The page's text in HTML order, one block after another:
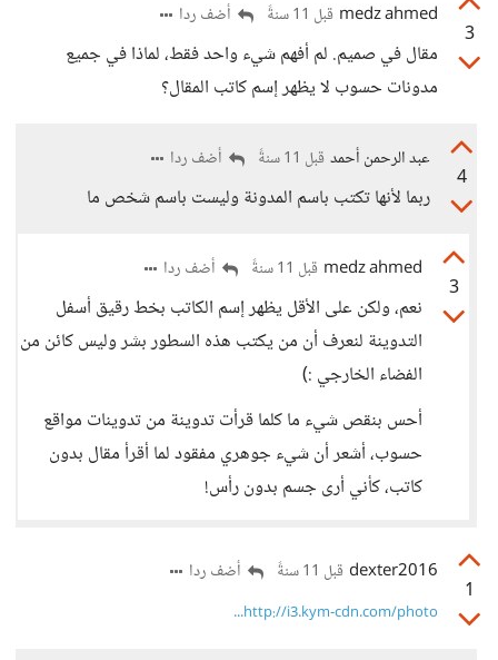
3
medz ahmed قبل 11 سنةً أضف ردا
مقال في صميم. لم أفهم شيء واحد فقط، لماذا في جميع
مدونات حسوب لا يظهر إسم كاتب المقال؟
4
عبد الرحمن أحمد قبل 11 سنةً أضف ردا
ربما لأنها تكتب باسم المدونة وليست باسم شخص ما
3
medz ahmed قبل 11 سنةً أضف ردا
نعم، ولكن على الأقل يظهر إسم الكاتب بخط رقيق أسفل
التدوينة لنعرف أن من يكتب هذه السطور بشر وليس كائن من
الفضاء الخارجي :)
أحس بنقص شيء ما كلما قرأت تدوينة من تدوينات مواقع
حسوب، أشعر أن شيء جوهري مفقود لما أقرأ مقال بدون
كاتب، كأني أرى جسم بدون رأس!
1
dexter2016 قبل 11 سنةً أضف ردا
http://i3.kym-cdn.com/photo...